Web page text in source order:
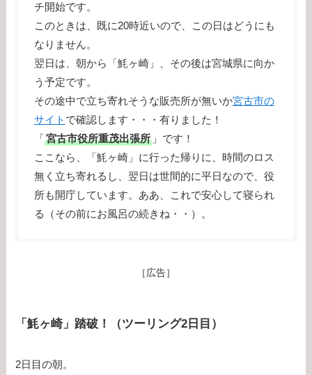
チ開始です。
このときは、既に20時近いので、この日はどうにも
なりません。
翌日は、朝から「魹ヶ崎」、その後は宮城県に向か
う予定です。
その途中で立ち寄れそうな販売所が無いか宮古市の
サイト で確認します・・・有りました！
「宮古市役所重茂出張所」です！
ここなら、「魹ヶ崎」に行った帰りに、時間のロス
無く立ち寄れるし、翌日は世間的に平日なので、役
所も開庁しています。ああ、これで安心して寝られ
る（その前にお風呂の続きね・・）。
［広告］
「魹ヶ崎」踏破！（ツーリング2日目）
2日目の朝。